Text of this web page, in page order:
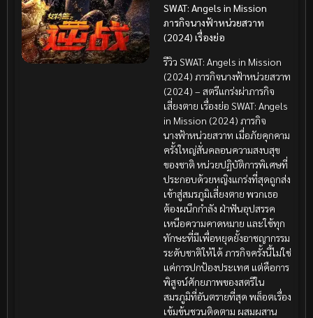
SWAT: Angels in Mission
ภารกิจนางฟ้าหน่วยสวาท
(2024) เรื่องย่อ
รีวิว SWAT: Angels in Mission
(2024) ภารกิจนางฟ้าหน่วยสวาท
(2024) – สตรีแกร่งผ่าภารกิจ
เสี่ยงตาย เรื่องย่อ SWAT: Angels
in Mission (2024) ภารกิจ
นางฟ้าหน่วยสวาท เมื่อภัยคุกคาม
ครั้งใหญ่สั่นคลอนความสงบสุข
ของชาติ หน่วยปฏิบัติการพิเศษที่
ประกอบด้วยหญิงแกร่งที่สุดถูกส่ง
เข้าสู่สมรภูมิเสี่ยงตาย พวกเธอ
ต้องผนึกกำลัง ฝ่าฟันอุปสรรค
เหนือความคาดหมาย และใช้ทุก
ทักษะที่มีเพื่อหยุดยั้งอาชญากรรม
ระดับชาติให้ได้ ภารกิจครั้งนี้ไม่ใช่
แค่การปกป้องประเทศ แต่คือการ
พิสูจน์ศักยภาพของสตรีใน
สมรภูมิที่อันตรายที่สุด พล็อตเรื่อง
เข้มข้นชวนติดตาม ผสมผสาน